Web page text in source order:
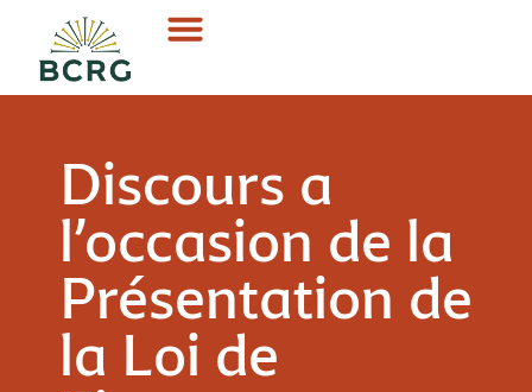
Discours a
l’occasion de la
Présentation de
la Loi de